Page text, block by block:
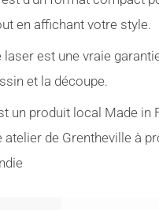
en affichant votre style.
laser est une vraie
et la découpe.
un produit local Made in
atelier de Grentheville à